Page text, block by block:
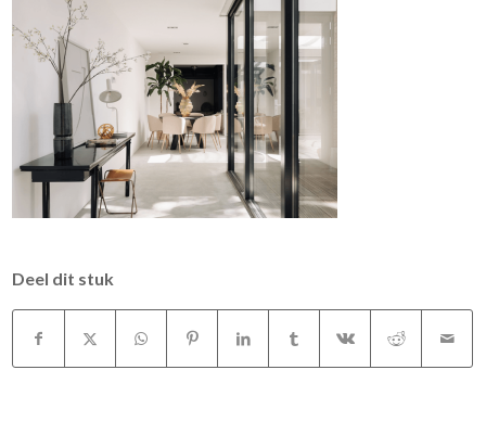
Deel dit stuk